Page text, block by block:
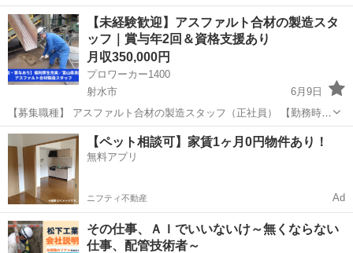
る方は運転の仕事もして頂きます。 エリアは富山県内現場によって異
なります。 基本週休2日、作業開始が8時、終了が17時になります。
未経験、経験者年齢問いません...
富山 魚津市 経田駅 その他
【未経験歓迎】アスファルト合材の製造スタ
ッフ｜賞与年2回＆資格支援あり
月収350,000円
プロワーカー1400
射水市
6月9日
【募集職種】 アスファルト合材の製造スタッフ（正社員） 【勤務時
間】 7:30〜16:30（実働8時間／休憩60分） ※残業は月平均20時間程度
【仕事内容】 庄川アスコン株式会社では、プラント工場内でア...
富山 射水市 その他 未経験
【ペット相談可】家賃1ヶ月0円物件あり！
無料アプリ
ニフティ不動産 Ad
その仕事、ＡＩでいいないけ～無くならない
仕事、配管技術者～